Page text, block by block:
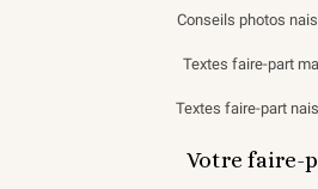
Conseils photos
Textes faire-part
Textes faire-part
Votre faire-